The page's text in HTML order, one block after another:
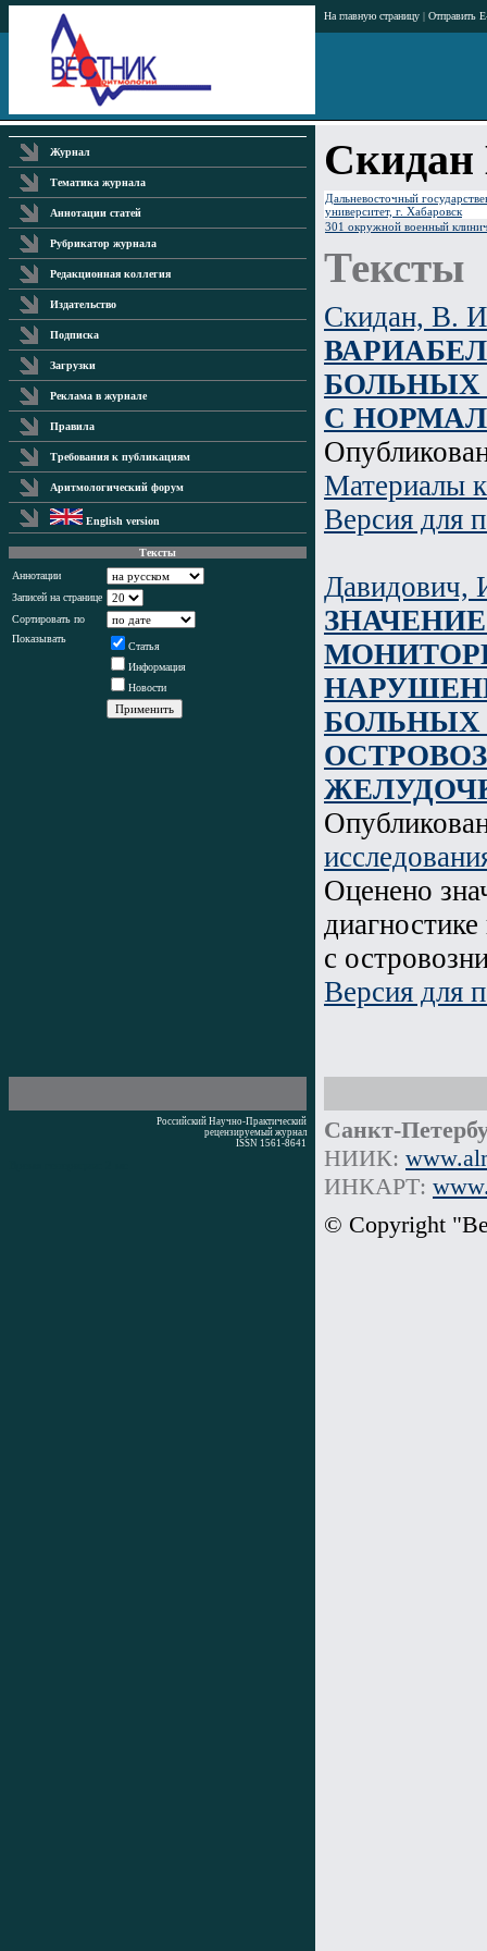
На главную страницу | Отправить
Журнал
Тематика журнала
Аннотации статей
Рубрикатор журнала
Редакционная коллегия
Издательство
Подписка
Загрузки
Реклама в журнале
Правила
Требования к публикациям
Аритмологический форум
English version
Тексты
Аннотации
Записей на странице
Сортировать по
Показывать
Статья
Информация
Новости
Дальневосточный
университет, г. Хабаровск
301 окружной военный
Тексты
Скидан, В.
БОЛЬНЫХ
С
Материалы
Версия для
БОЛЬНЫХ
Оценено
с
Версия для
Российский Научно-Практический
рецензируемый журнал
ISSN 1561-8641
Санкт-
НИИК:
ИНКАРТ:
© Copyright